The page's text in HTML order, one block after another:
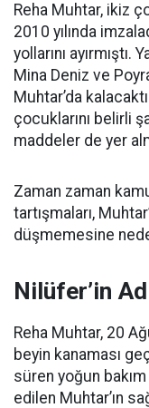
Reha Muhtar, ikiz
2010 yılında
yollarını
Mina Deniz ve
Muhtar’da
çocuklarını belirli
maddeler de yer
Zaman zaman
tartışmaları,
düşmemesine
Nilüfer’in
Reha Muhtar, 20
beyin kanaması
süren yoğun
edilen Muhtar’ın